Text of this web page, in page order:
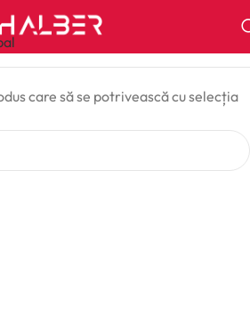
care să se potrivească cu selecția